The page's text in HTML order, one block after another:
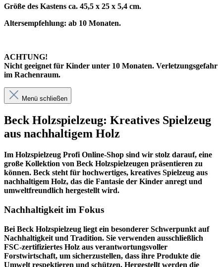
Größe des Kastens ca. 45,5 x 25 x 5,4 cm.
Altersempfehlung: ab 10 Monaten.
ACHTUNG!
Nicht geeignet für Kinder unter 10 Monaten. Verletzungsgefahr
im Rachenraum.
Menü schließen
Beck Holzspielzeug: Kreatives Spielzeug
aus nachhaltigem Holz
Im Holzspielzeug Profi Online-Shop sind wir stolz darauf, eine
große Kollektion von Beck Holzspielzeugen präsentieren zu
können. Beck steht für hochwertiges, kreatives Spielzeug aus
nachhaltigem Holz, das die Fantasie der Kinder anregt und
umweltfreundlich hergestellt wird.
Nachhaltigkeit im Fokus
Bei Beck Holzspielzeug liegt ein besonderer Schwerpunkt auf
Nachhaltigkeit und Tradition. Sie verwenden ausschließlich
FSC-zertifiziertes Holz aus verantwortungsvoller
Forstwirtschaft, um sicherzustellen, dass ihre Produkte die
Umwelt respektieren und schützen. Hergestellt werden die